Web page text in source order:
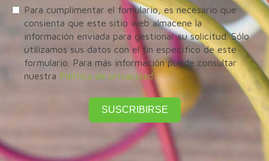
Para cumplimentar el fomulario, es necesario que
consienta que este sitio web almacene la
información enviada para gestionar su solicitud. Sólo
utilizamos sus datos con el fin específico de este
formulario. Para más información puede consultar
nuestra Política de privacidad
SUSCRIBIRSE